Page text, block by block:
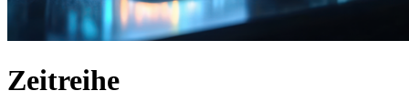
Zeitreihe